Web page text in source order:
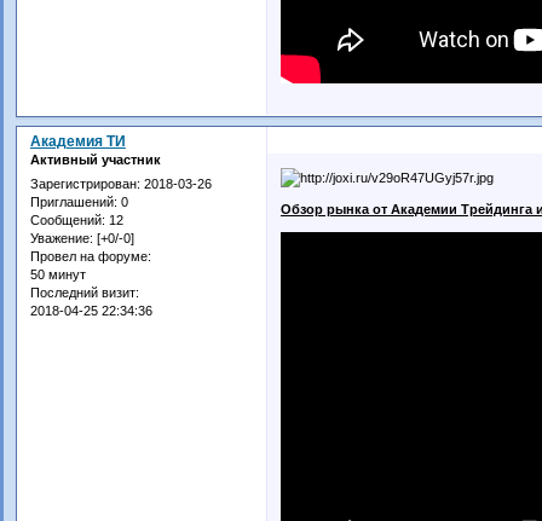
Академия ТИ
Активный участник
Зарегистрирован: 2018-03-26
Приглашений: 0
Сообщений: 12
Уважение: [+0/-0]
Провел на форуме:
50 минут
Последний визит:
2018-04-25 22:34:36
Обзор рынка от Академии Трейдинга